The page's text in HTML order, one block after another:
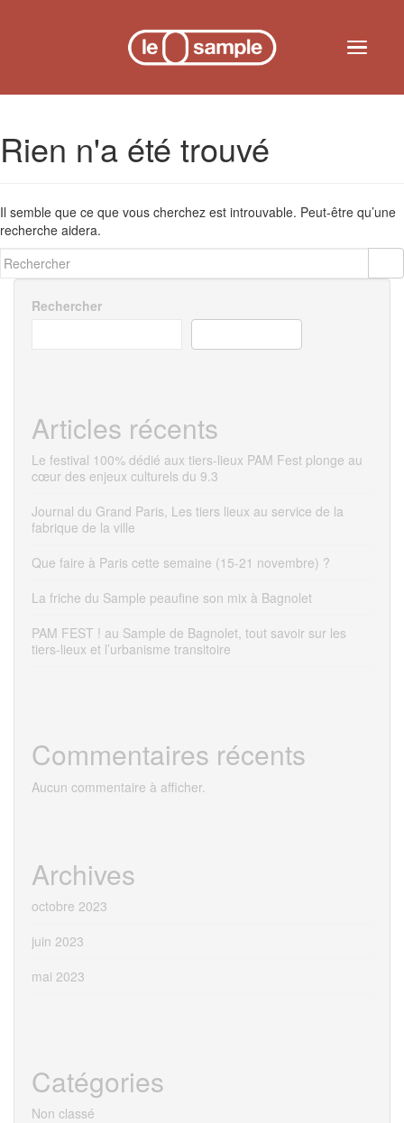
Toggle
Rien n'a été trouvé
Il semble que ce que vous cherchez est introuvable. Peut-être qu’une
recherche aidera.
Rechercher...
Rechercher
Articles récents
Le festival 100% dédié aux tiers-lieux PAM Fest plonge au
cœur des enjeux culturels du 9.3
Journal du Grand Paris, Les tiers lieux au service de la
fabrique de la ville
Que faire à Paris cette semaine (15-21 novembre) ?
La friche du Sample peaufine son mix à Bagnolet
PAM FEST ! au Sample de Bagnolet, tout savoir sur les
tiers-lieux et l’urbanisme transitoire
Commentaires récents
Aucun commentaire à afficher.
Archives
octobre 2023
juin 2023
mai 2023
Catégories
Non classé